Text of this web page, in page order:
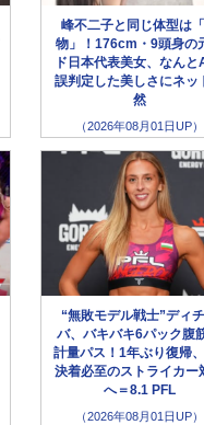
峰不二子と同じ体型は
物」！176cm・9頭身の
ド日本代表美女、なんと
誤判定した美しさにネッ
然
（2026年08月01日UP）
“無敗モデル戦士”ディ
バ、バキバキ6パック腹
計量パス！1年ぶり復帰
決着必至のストライカー
へ＝8.1 PFL
（2026年08月01日UP）